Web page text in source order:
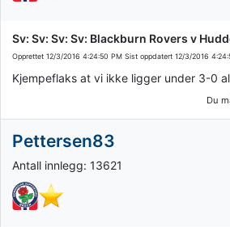
Sv: Sv: Sv: Sv: Blackburn Rovers v
Opprettet 12/3/2016 4:24:50 PM Sist oppdatert 12/3/2016
Kjempeflaks at vi ikke ligger under 3-0
Du
Pettersen83
Antall innlegg: 13621